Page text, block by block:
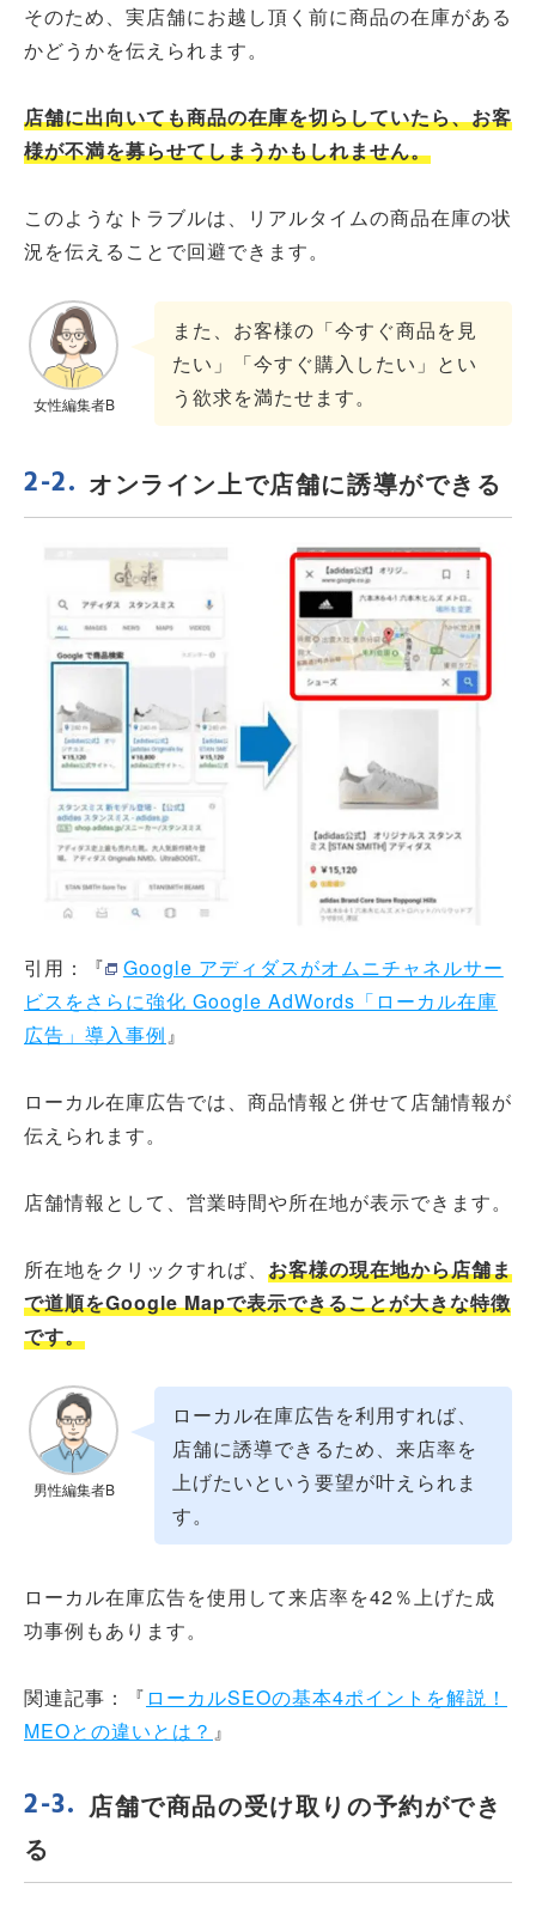
そのため、実店舗にお越し頂く前に商品の在庫がある
かどうかを伝えられます。
店舗に出向いても商品の在庫を切らしていたら、お客
様が不満を募らせてしまうかもしれません。
このようなトラブルは、リアルタイムの商品在庫の状
況を伝えることで回避できます。
女性編集者B
また、お客様の「今すぐ商品を見
たい」「今すぐ購入したい」とい
う欲求を満たせます。
オンライン上で店舗に誘導ができる
引用：『
Google アディダスがオムニチャネルサー
ビスをさらに強化 Google AdWords「ローカル在庫
広告」導入事例』
ローカル在庫広告では、商品情報と併せて店舗情報が
伝えられます。
店舗情報として、営業時間や所在地が表示できます。
所在地をクリックすれば、 お客様の現在地から店舗ま
で道順をGoogle Mapで表示できることが大きな特徴
です。
男性編集者B
ローカル在庫広告を利用すれば、
店舗に誘導できるため、来店率を
上げたいという要望が叶えられま
す。
ローカル在庫広告を使用して来店率を42％上げた成
功事例もあります。
関連記事：『 ローカルSEOの基本4ポイントを解説！
MEOとの違いとは？ 』
店舗で商品の受け取りの予約ができ
る